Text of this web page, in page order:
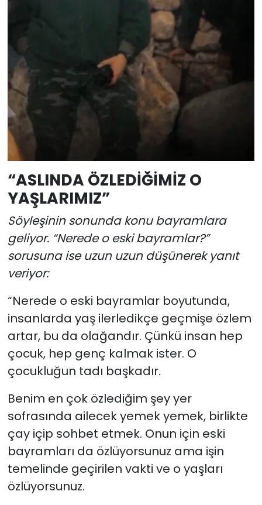
“ASLINDA ÖZLEDİĞİMİZ O
YAŞLARIMIZ”
Söyleşinin sonunda konu bayramlara
geliyor. “Nerede o eski bayramlar?”
sorusuna ise uzun uzun düşünerek yanıt
veriyor:
“Nerede o eski bayramlar boyutunda,
insanlarda yaş ilerledikçe geçmişe özlem
artar, bu da olağandır. Çünkü insan hep
çocuk, hep genç kalmak ister. O
çocukluğun tadı başkadır.
Benim en çok özlediğim şey yer
sofrasında ailecek yemek yemek, birlikte
çay içip sohbet etmek. Onun için eski
bayramları da özlüyorsunuz ama işin
temelinde geçirilen vakti ve o yaşları
özlüyorsunuz.